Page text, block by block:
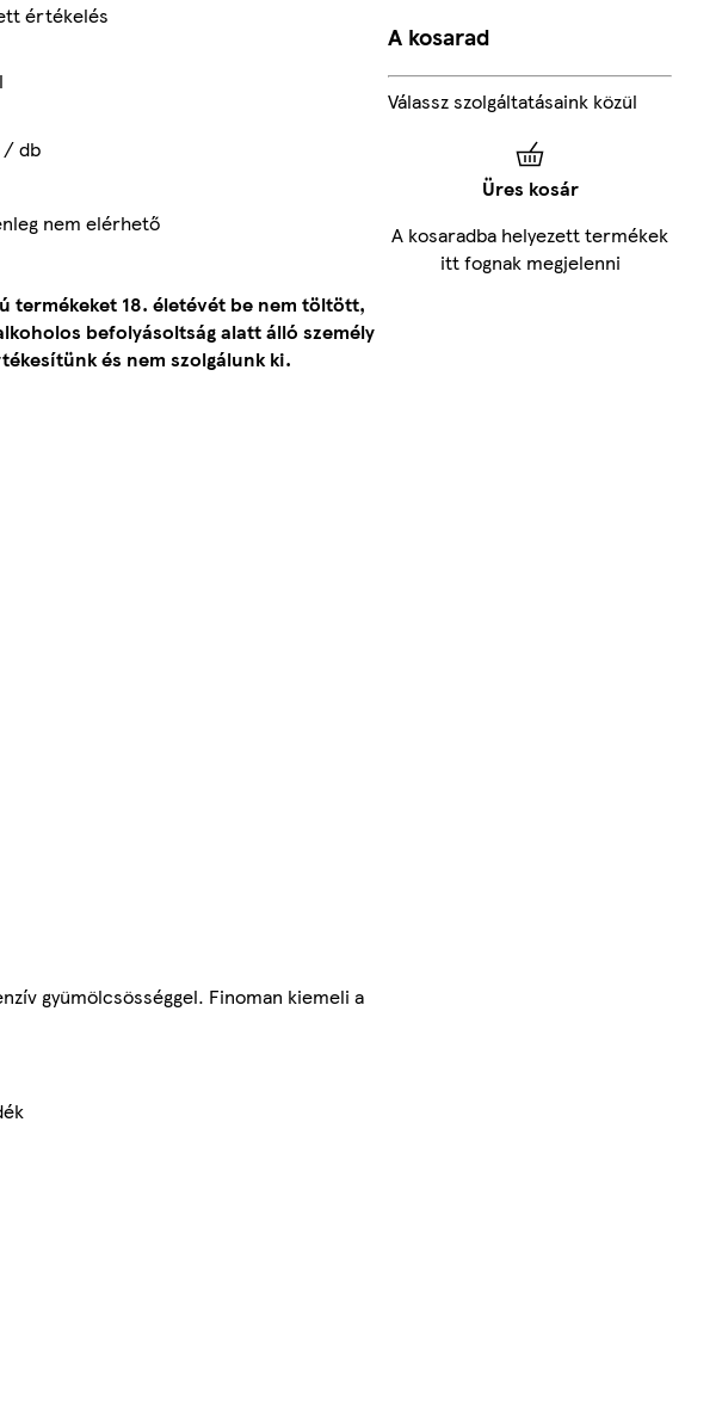
értékelés
/ db
nem elérhető
termékeket 18. életévét be nem töltött,
befolyásoltság alatt álló személy
és nem szolgálunk ki.
gyümölcsösséggel. Finoman kiemeli a
A kosarad
Válassz szolgáltatásaink közül
Üres kosár
A kosaradba helyezett termékek
itt fognak megjelenni